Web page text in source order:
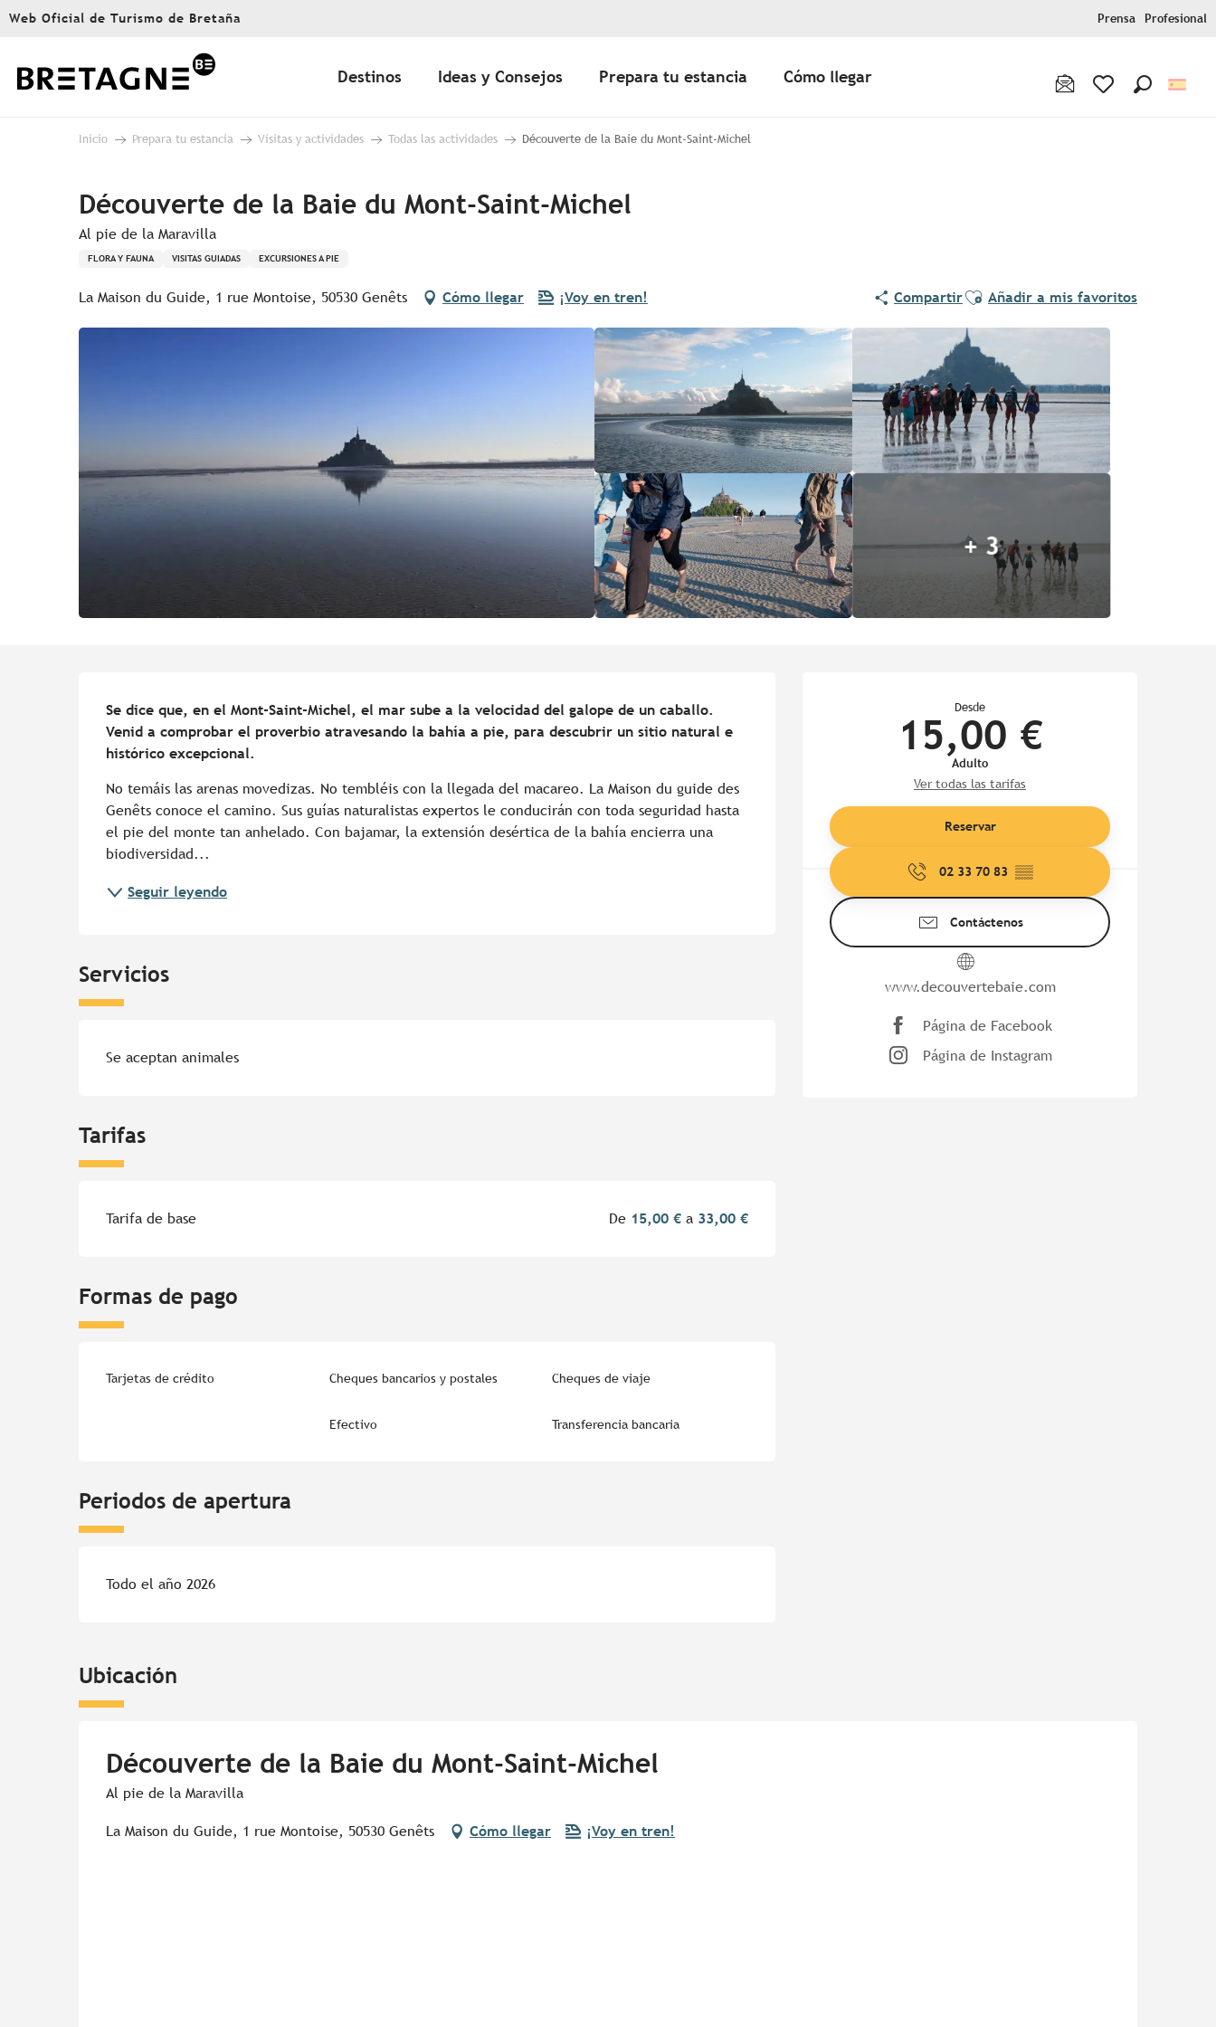
Aller
principal
Web Oficial de Turismo de Bretaña Prensa Profesional
Destinos Ideas y Consejos Prepara tu estancia Cómo llegar
Inicio Prepara tu estancia Visitas y actividades Todas las actividades Découverte de la Baie du Mont-Saint-Michel
Découverte de la Baie du Mont-Saint-Michel
Al pie de la Maravilla
FLORA Y FAUNA VISITAS GUIADAS EXCURSIONES A PIE
La Maison du Guide, 1 rue Montoise, 50530 Genêts Cómo llegar ¡Voy en tren! CompartirAjouter aux favoris
Añadir a mis favoritos
+ 3
Desde
15,00 €
Adulto
Ver todas las tarifas
Reservar
02 33 70 83 ▒▒
Contáctenos
www.decouvertebaie.com
Página de Facebook
Página de Instagram
Se dice que, en el Mont-Saint-Michel, el mar sube a la velocidad del galope de un caballo.
Venid a comprobar el proverbio atravesando la bahía a pie, para descubrir un sitio natural e
histórico excepcional.
No temáis las arenas movedizas. No tembléis con la llegada del macareo. La Maison du guide des
Genêts conoce el camino. Sus guías naturalistas expertos le conducirán con toda seguridad hasta
el pie del monte tan anhelado. Con bajamar, la extensión desértica de la bahía encierra una
biodiversidad...
Seguir leyendo
Servicios
Se aceptan animales
Tarifas
Tarifas 2026
Tarifa de base De 15,00 € a 33,00 €
Formas de pago
Tarjetas de crédito Cheques bancarios y postales Cheques de viaje
Efectivo Transferencia bancaria
Periodos de apertura
Todo el año 2026
Ubicación
Découverte de la Baie du Mont-Saint-Michel
Al pie de la Maravilla
La Maison du Guide, 1 rue Montoise, 50530 Genêts Cómo llegar ¡Voy en tren!